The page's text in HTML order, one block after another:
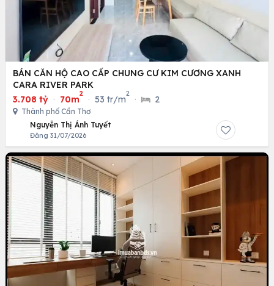
BÁN CĂN HỘ CAO CẤP CHUNG CƯ KIM CƯƠNG XANH
CARA RIVER PARK
3.708 tỷ · 70m
2
· 53 tr/m
2
· 2
Thành phố Cần Thơ
Nguyễn Thị Ánh Tuyết
Đăng 31/07/2026